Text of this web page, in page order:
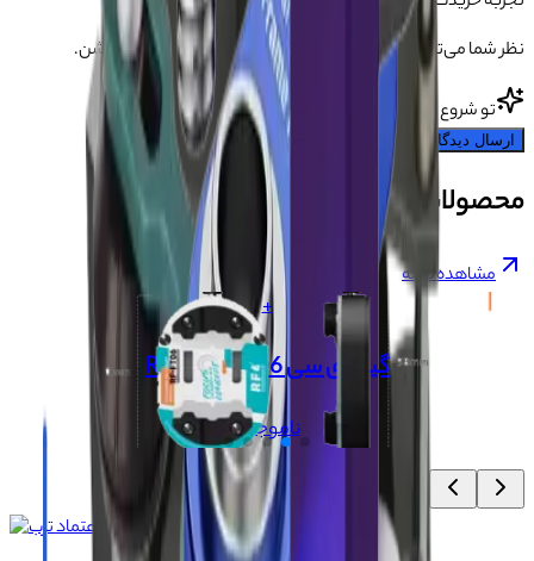
نظر شما می‌تونه به بقیه کمک کنه انتخاب مطمئن‌تری داشته باشن.
تو شروع کن!
ارسال دیدگاه
محصولات مشابه
مشاهده همه
+
گیره آی سی RF4 RF-FT06
ناموجود